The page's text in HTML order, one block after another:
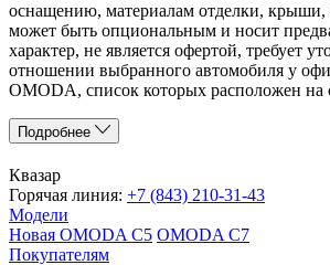
оснащению, материалам отделки, крыши,
может быть опциональным и носит
характер, не является офертой, требует
отношении выбранного автомобиля у
OMODA, список которых расположен на
Подробнее
Квазар
Горячая линия: +7 (843) 210-31-43
Модели
Новая OMODA C5 OMODA C7
Покупателям